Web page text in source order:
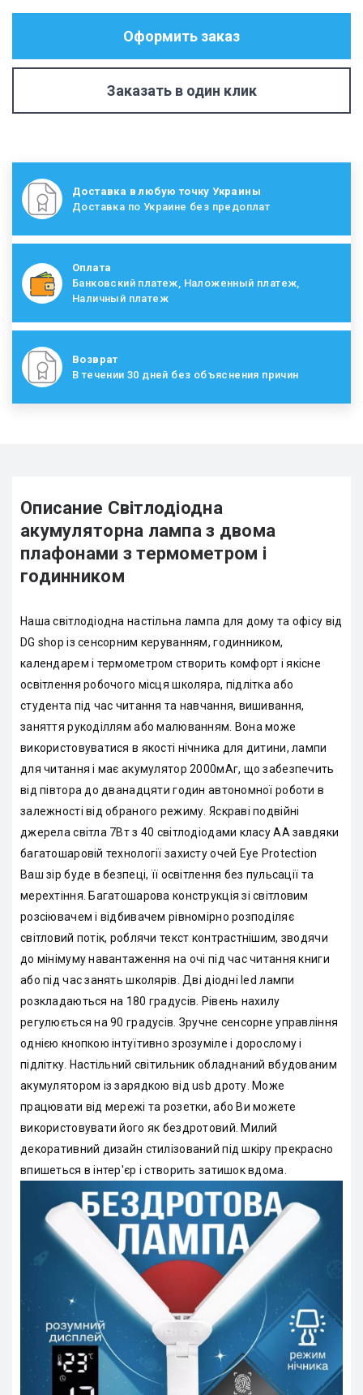
Оформить заказ
Заказать в один клик
Доставка в любую точку Украины
Доставка по Украине без предоплат
Оплата
Банковский платеж, Наложенный платеж,
Наличный платеж
Возврат
В течении 30 дней без объяснения причин
Описание Світлодіодна
акумуляторна лампа з двома
плафонами з термометром і
годинником
Наша світлодіодна настільна лампа для дому та офісу від
DG shop із сенсорним керуванням, годинником,
календарем і термометром створить комфорт і якісне
освітлення робочого місця школяра, підлітка або
студента під час читання та навчання, вишивання,
заняття рукоділлям або малюванням. Вона може
використовуватися в якості нічника для дитини, лампи
для читання і має акумулятор 2000мАг, що забезпечить
від півтора до дванадцяти годин автономної роботи в
залежності від обраного режиму. Яскраві подвійні
джерела світла 7Вт з 40 світлодіодами класу АА завдяки
багатошаровій технології захисту очей Eye Protection
Ваш зір буде в безпеці, її освітлення без пульсації та
мерехтіння. Багатошарова конструкція зі світловим
розсіювачем і відбивачем рівномірно розподіляє
світловий потік, роблячи текст контрастнішим, зводячи
до мінімуму навантаження на очі під час читання книги
або під час занять школярів. Дві діодні led лампи
розкладаються на 180 градусів. Рівень нахилу
регулюється на 90 градусів. Зручне сенсорне управління
однією кнопкою інтуїтивно зрозуміле і дорослому і
підлітку. Настільний світильник обладнаний вбудованим
акумулятором із зарядкою від usb дроту. Може
працювати від мережі та розетки, або Ви можете
використовувати його як бездротовий. Милий
декоративний дизайн стилізований під шкіру прекрасно
впишеться в інтер'єр і створить затишок вдома.